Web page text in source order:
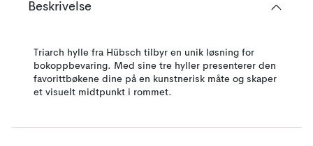
Beskrivelse
Triarch hylle fra Hübsch tilbyr en unik løsning for
bokoppbevaring. Med sine tre hyller presenterer den
favorittbøkene dine på en kunstnerisk måte og skaper
et visuelt midtpunkt i rommet.